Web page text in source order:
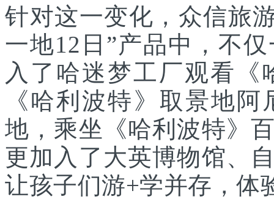
针对这一变化，众信旅
一地12日”产品中，不
入了哈迷梦工厂观看
《哈利波特》取景地
地，乘坐《哈利波特》
更加入了大英博物馆、
让孩子们游+学并存，体